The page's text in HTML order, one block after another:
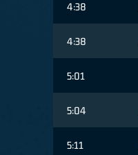
4:38
4:38
5:01
5:04
5:11